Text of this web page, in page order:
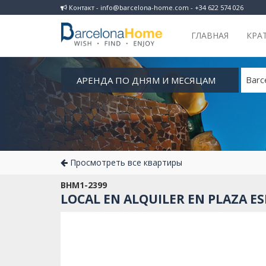
Контакт - info@barcelona-home.com - +34 622 574 026
ГЛАВНАЯ
АРЕНДА ПО ДНЯМ И МЕСЯЦАМ
Просмотреть все квартиры
BHM1-2399
LOCAL EN ALQUILER EN PLAZA